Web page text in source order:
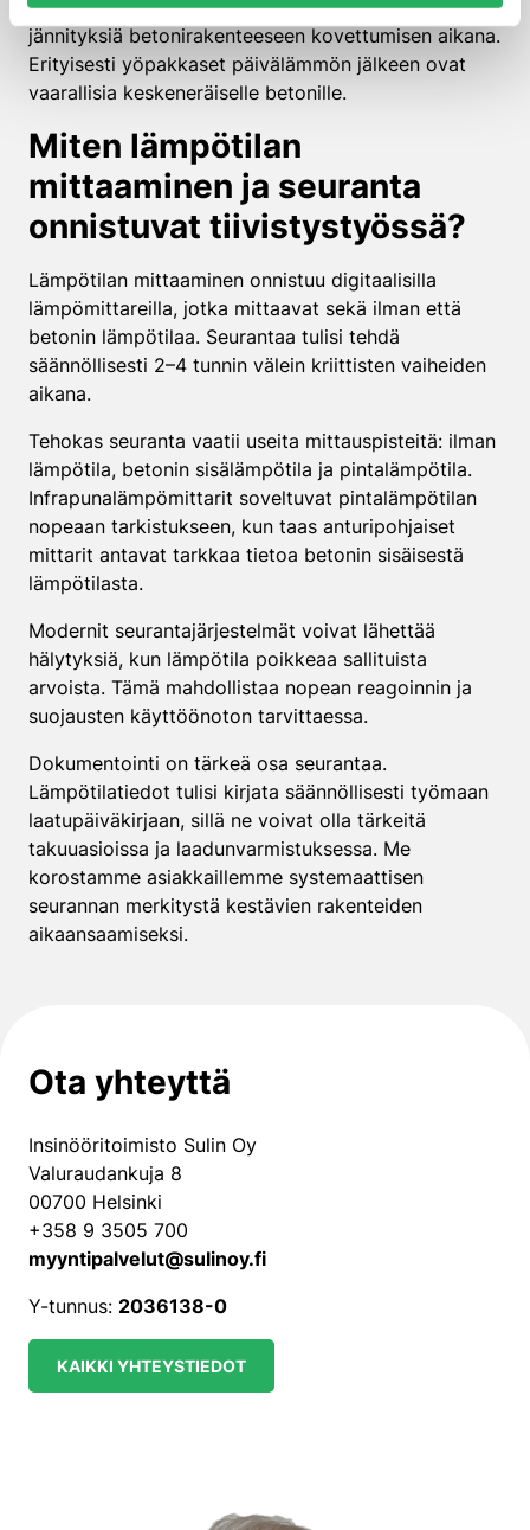
Äkilliset lämpötilan vaihtelut voivat aiheuttaa
jännityksiä betonirakenteeseen kovettumisen aikana.
Erityisesti yöpakkaset päivälämmön jälkeen ovat
vaarallisia keskeneräiselle betonille.
Miten lämpötilan
mittaaminen ja seuranta
onnistuvat tiivistystyössä?
Lämpötilan mittaaminen onnistuu digitaalisilla
lämpömittareilla, jotka mittaavat sekä ilman että
betonin lämpötilaa. Seurantaa tulisi tehdä
säännöllisesti 2–4 tunnin välein kriittisten vaiheiden
aikana.
Tehokas seuranta vaatii useita mittauspisteitä: ilman
lämpötila, betonin sisälämpötila ja pintalämpötila.
Infrapunalämpömittarit soveltuvat pintalämpötilan
nopeaan tarkistukseen, kun taas anturipohjaiset
mittarit antavat tarkkaa tietoa betonin sisäisestä
lämpötilasta.
Modernit seurantajärjestelmät voivat lähettää
hälytyksiä, kun lämpötila poikkeaa sallituista
arvoista. Tämä mahdollistaa nopean reagoinnin ja
suojausten käyttöönoton tarvittaessa.
Dokumentointi on tärkeä osa seurantaa.
Lämpötilatiedot tulisi kirjata säännöllisesti työmaan
laatupäiväkirjaan, sillä ne voivat olla tärkeitä
takuuasioissa ja laadunvarmistuksessa. Me
korostamme asiakkaillemme systemaattisen
seurannan merkitystä kestävien rakenteiden
aikaansaamiseksi.
Ota yhteyttä
Insinööritoimisto Sulin Oy
Valuraudankuja 8
00700 Helsinki
+358 9 3505 700
myyntipalvelut@sulinoy.fi
Y-tunnus: 2036138-0
KAIKKI YHTEYSTIEDOT